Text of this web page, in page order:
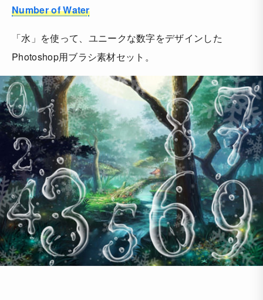
Number of Water
「水」を使って、ユニークな数字をデザインした
Photoshop用ブラシ素材セット。